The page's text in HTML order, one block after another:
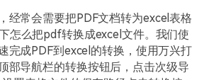
经常会需要把PDF文档转为excel表格
怎么把pdf转换成excel文件。我们使
完成PDF到excel的转换，使用万兴打
部导航栏的转换按钮后，点击次级导